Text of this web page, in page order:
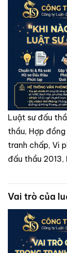
Luật sư đấu
thầu, Hợp
tranh chấp, Vi
đấu thầu 2013,
Vai trò của